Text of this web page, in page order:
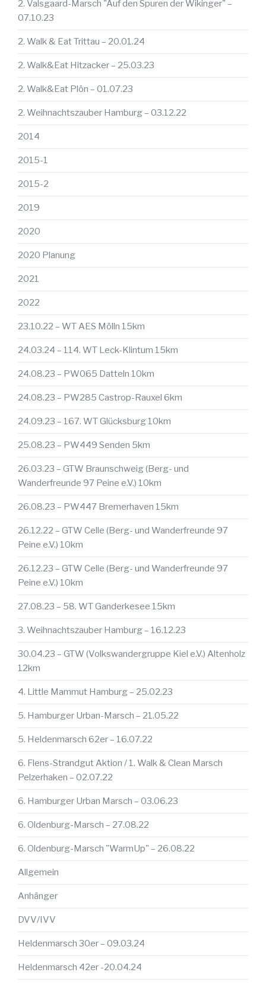
2. Valsgaard-Marsch "Auf den Spuren der Wikinger" –
07.10.23
2. Walk & Eat Trittau – 20.01.24
2. Walk&Eat Hitzacker – 25.03.23
2. Walk&Eat Plön – 01.07.23
2. Weihnachtszauber Hamburg – 03.12.22
2014
2015-1
2015-2
2019
2020
2020 Planung
2021
2022
23.10.22 – WT AES Mölln 15km
24.03.24 – 114. WT Leck-Klintum 15km
24.08.23 – PW065 Datteln 10km
24.08.23 – PW285 Castrop-Rauxel 6km
24.09.23 – 167. WT Glücksburg 10km
25.08.23 – PW449 Senden 5km
26.03.23 – GTW Braunschweig (Berg- und
Wanderfreunde 97 Peine e.V.) 10km
26.08.23 – PW447 Bremerhaven 15km
26.12.22 – GTW Celle (Berg- und Wanderfreunde 97
Peine e.V.) 10km
26.12.23 – GTW Celle (Berg- und Wanderfreunde 97
Peine e.V.) 10km
27.08.23 – 58. WT Ganderkesee 15km
3. Weihnachtszauber Hamburg – 16.12.23
30.04.23 – GTW (Volkswandergruppe Kiel e.V.) Altenholz
12km
4. Little Mammut Hamburg – 25.02.23
5. Hamburger Urban-Marsch – 21.05.22
5. Heldenmarsch 62er – 16.07.22
6. Flens-Strandgut Aktion / 1. Walk & Clean Marsch
Pelzerhaken – 02.07.22
6. Hamburger Urban Marsch – 03.06.23
6. Oldenburg-Marsch – 27.08.22
6. Oldenburg-Marsch "WarmUp" – 26.08.22
Allgemein
Anhänger
DVV/IVV
Heldenmarsch 30er – 09.03.24
Heldenmarsch 42er -20.04.24